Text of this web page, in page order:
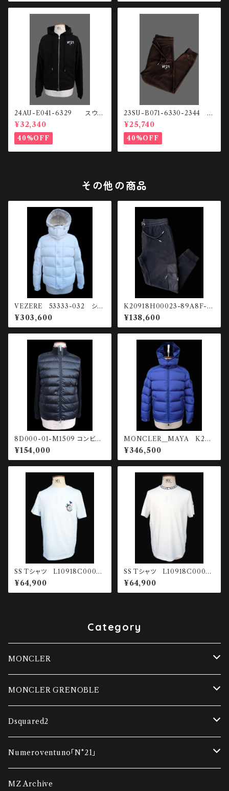
24AU-E041-6329 スウェ
ットHOODIE
¥32,340
40%OFF
23SU-B071-6330-2344
スウェットパンツ
¥25,740
40%OFF
その他の商品
VEZERE 53333-032 ショ
ートダウンジャケット
¥303,600
K20918H00023-89A8F-9
99 コンビネーションスウェット
パンツ
¥138,600
8D000-01-M1509 コンビネ
ーションカーディガン
¥154,000
MONCLER＿MAYA K209
11A53600-539ZD-758 シ
ョートダウンジャケット
¥346,500
SS Tシャツ L10918C00065
-89AUG-00A
¥64,900
SS Tシャツ L10918C00031
-8390T-032
¥64,900
Category
MONCLER
ダウンベスト
コンビネーションカーディガン
ダウンジャケット
ウインドブレーカー
MONCLER GRENOBLE
ダウンベスト
ダウンジャケット
ポロシャツ・Tシャツ
Dsquared2
Tシャツ
スウェット
Numeroventuno「N°21」
Tシャツ
MZ Archive